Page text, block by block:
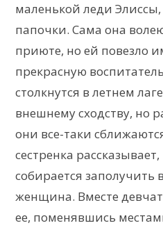
маленькой леди Элиссы,
папочки. Сама она
приюте, но ей повезло
прекрасную
столкнутся в летнем
внешнему сходству, но
они все-таки
сестренка
собирается заполучить
женщина. Вместе
ее, поменявшись